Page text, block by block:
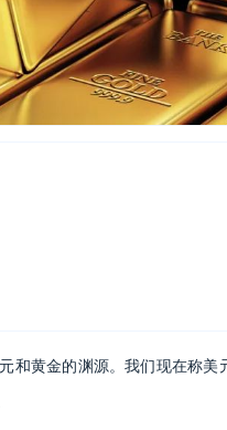
和黄金的渊源。我们现在称美